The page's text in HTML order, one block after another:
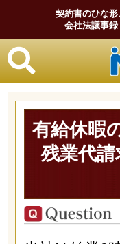
契約書のひな形
会社法議事
有給休暇
残業代